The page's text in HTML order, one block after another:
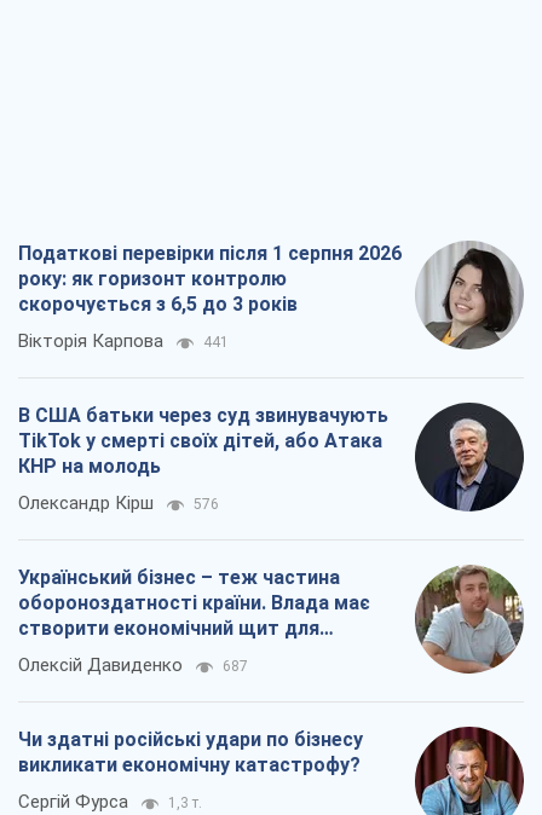
Податкові перевірки після 1 серпня 2026
року: як горизонт контролю
скорочується з 6,5 до 3 років
Вікторія Карпова 441
В США батьки через суд звинувачують
TikTok у смерті своїх дітей, або Атака
КНР на молодь
Олександр Кірш 576
Український бізнес – теж частина
обороноздатності країни. Влада має
створити економічний щит для
компаній
Олексій Давиденко 687
Чи здатні російські удари по бізнесу
викликати економічну катастрофу?
Сергій Фурса 1,3 т.